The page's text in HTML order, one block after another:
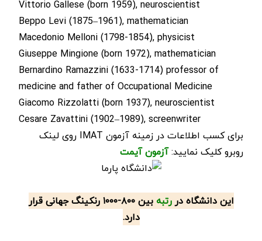
Vittorio Gallese (born 1959), neuroscientist
Beppo Levi (1875–1961), mathematician
Macedonio Melloni (1798-1854), physicist
Giuseppe Mingione (born 1972), mathematician
Bernardino Ramazzini (1633-1714) professor of
medicine and father of Occupational Medicine
Giacomo Rizzolatti (born 1937), neuroscientist
Cesare Zavattini (1902–1989), screenwriter
برای کسب اطلاعات در زمینه آزمون IMAT روی لینک
روبرو کلیک نمایید:آزمون آیمت
این دانشگاه دررتبه
بین ۸۰۰-۱۰۰۰ رنکینگ جهانی قرار
دارد.